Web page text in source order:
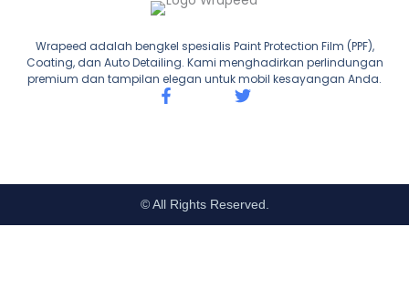
Wrapeed adalah bengkel spesialis Paint Protection Film (PPF),
Coating, dan Auto Detailing. Kami menghadirkan perlindungan
premium dan tampilan elegan untuk mobil kesayangan Anda.
F
a
k
-
T
© All Rights Reserved.